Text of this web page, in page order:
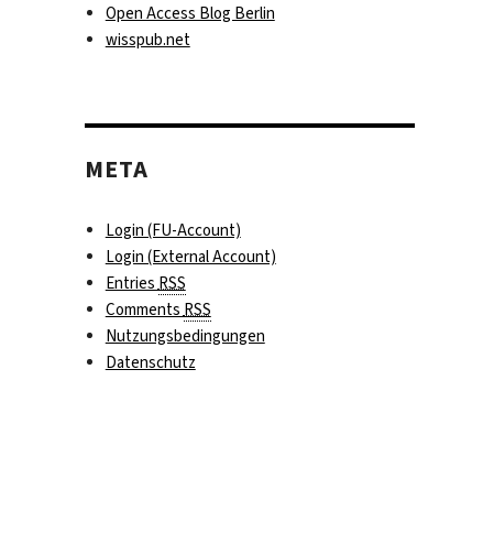
Open Access Blog Berlin
wisspub.net
META
Login (FU-Account)
Login (External Account)
EntriesRSS
CommentsRSS
Nutzungsbedingungen
Datenschutz